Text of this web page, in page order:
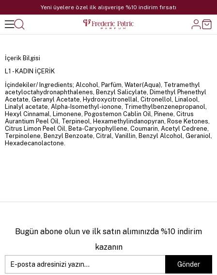
Yeni üyelere özel ilk alışverişe %10 indirim fırsatı
İçerik Bilgisi
L1 - KADIN İÇERİK
İçindekiler/ Ingredients; Alcohol, Parfüm, Water(Aqua), Tetramethyl
acetyloctahydronaphthalenes, Benzyl Salicylate, Dimethyl Phenethyl
Acetate, Geranyl Acetate, Hydroxycitronellal, Citronellol, Linalool,
Linalyl acetate, Alpha-Isomethyl-ionone, Trimethylbenzenepropanol,
Hexyl Cinnamal, Limonene, Pogostemon Cablin Oil, Pinene, Citrus
Aurantium Peel Oil, Terpineol, Hexamethylindanopyran, Rose Ketones,
Citrus Limon Peel Oil, Beta-Caryophyllene, Coumarin, Acetyl Cedrene,
Terpinolene, Benzyl Benzoate, Citral, Vanillin, Benzyl Alcohol, Geraniol,
Hexadecanolactone.
Bugün abone olun ve ilk satın alımınızda %10 indirim
kazanın
Gönder